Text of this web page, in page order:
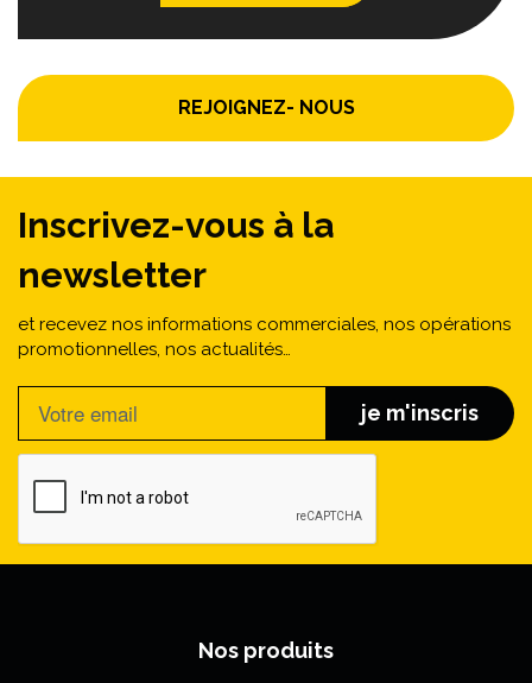
REJOIGNEZ- NOUS
Inscrivez-vous à la
newsletter
et recevez nos informations commerciales, nos opérations
promotionnelles, nos actualités…
je m'inscris
Nos produits